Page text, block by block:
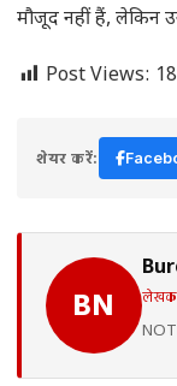
मौजूद नहीं हैं, लेकिन
Post Views:
शेयर करें:
BN लेखक